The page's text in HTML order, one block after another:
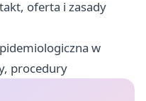
oferta i zasady
w
procedury